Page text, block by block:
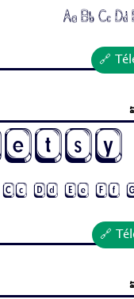
Aa Bb Cc Dd
🔗
Cc Dd Ee
🔗